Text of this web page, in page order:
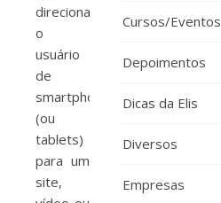
direcionam
o
usuário
de
smartphones
(ou
tablets)
para um
site,
Cursos/Eventos
Depoimentos
Dicas da Elis
Diversos
Empresas